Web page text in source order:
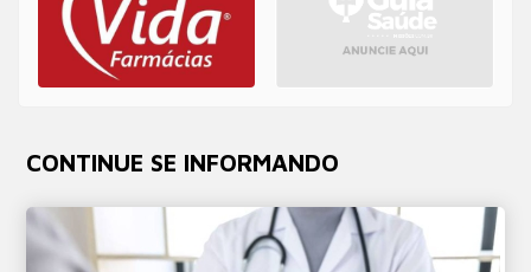
CONTINUE SE INFORMANDO